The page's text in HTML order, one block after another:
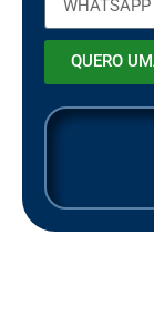
QUERO